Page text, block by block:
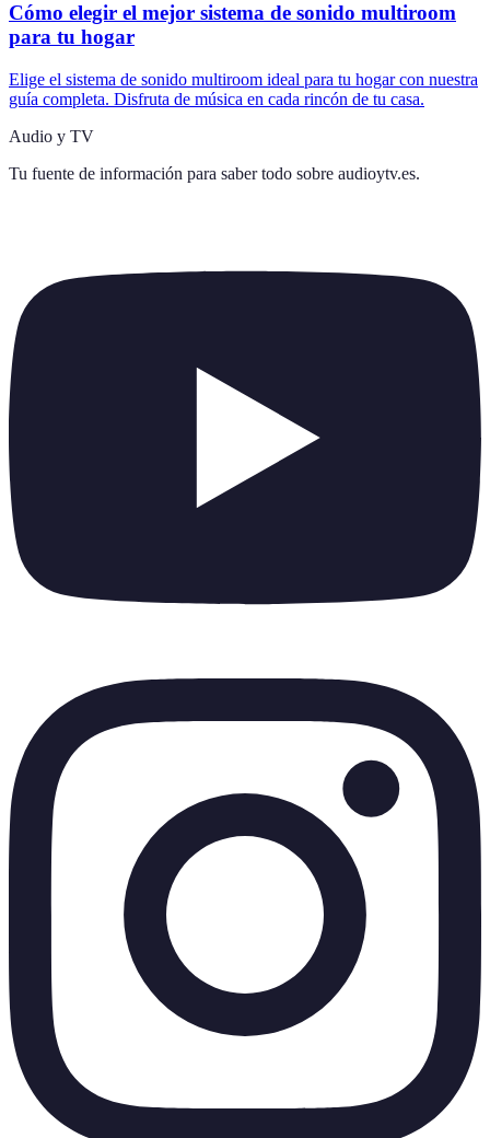
Cómo elegir el mejor sistema de sonido multiroom
para tu hogar
Elige el sistema de sonido multiroom ideal para tu hogar con nuestra
guía completa. Disfruta de música en cada rincón de tu casa.
Audio y TV
Tu fuente de información para saber todo sobre audioytv.es.